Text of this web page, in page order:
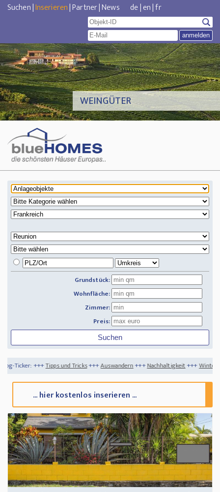
Suchen|Inserieren|Partner|News de|en|fr
WEINGÜTER
Grundstück:
Wohnfläche:
Zimmer:
Preis:
und Tricks+++Auswandern+++Nachhaltigkeit+++Winteraktivitäten in
... hier kostenlos inserieren ...